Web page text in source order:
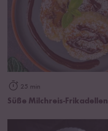
25 min
Süße Milchreis-Frikadellen